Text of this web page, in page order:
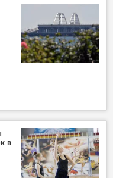
Россия
Кавказ
в